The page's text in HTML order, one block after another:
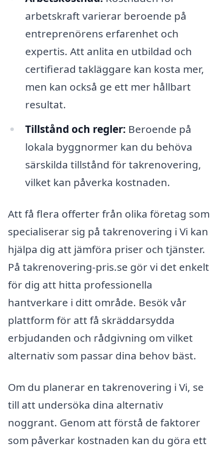
arbetskraft varierar beroende på
entreprenörens erfarenhet och
expertis. Att anlita en utbildad och
certifierad takläggare kan kosta mer,
men kan också ge ett mer hållbart
resultat.
Tillstånd och regler: Beroende på
lokala byggnormer kan du behöva
särskilda tillstånd för takrenovering,
vilket kan påverka kostnaden.
Att få flera offerter från olika företag som
specialiserar sig på takrenovering i Vi kan
hjälpa dig att jämföra priser och tjänster.
På takrenovering-pris.se gör vi det enkelt
för dig att hitta professionella
hantverkare i ditt område. Besök vår
plattform för att få skräddarsydda
erbjudanden och rådgivning om vilket
alternativ som passar dina behov bäst.
Om du planerar en takrenovering i Vi, se
till att undersöka dina alternativ
noggrant. Genom att förstå de faktorer
som påverkar kostnaden kan du göra ett